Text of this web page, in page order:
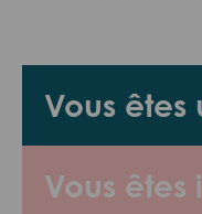
Vous êtes
Vous êtes